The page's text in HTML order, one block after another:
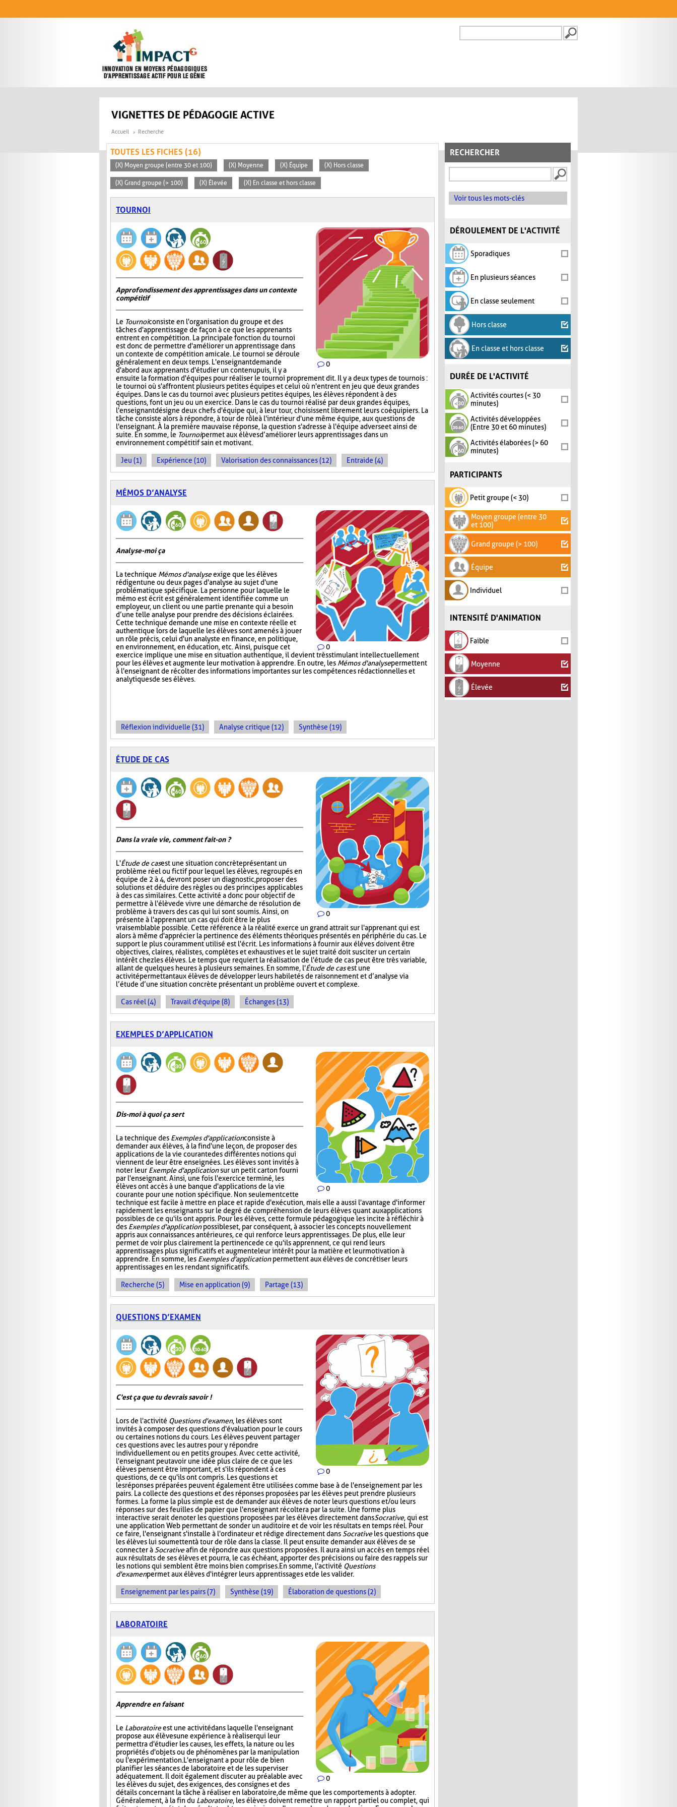
FORMULAIRE DE
VIGNETTES DE PÉDAGOGIE ACTIVE
Accueil Recherche
RECHERCHER
Voir tous les mots-clés
DÉROULEMENT DE L'ACTIVITÉ
Sporadiques
En plusieurs séances
En classe seulement
Hors classe
En classe et hors classe
DURÉE DE L'ACTIVITÉ
Activités courtes (< 30
minutes)
Activités développées
(Entre 30 et 60 minutes)
Activités élaborées (> 60
minutes)
PARTICIPANTS
Petit groupe (< 30)
Moyen groupe (entre 30
et 100)
Grand groupe (> 100)
Équipe
Individuel
INTENSITÉ D'ANIMATION
Faible
Moyenne
Élevée
TOUTES LES FICHES (16)
(X) Moyen groupe (entre 30 et 100) (X) Moyenne (X) Équipe (X) Hors classe
(X) Grand groupe (> 100) (X) Élevée (X) En classe et hors classe
TOURNOI
0
Approfondissement des apprentissages dans un contexte
compétitif
Le Tournoiconsiste en l'organisation du groupe et des
tâches d'apprentissage de façon à ce que les apprenants
entrent en compétition. La principale fonction du tournoi
est donc de permettre d'améliorer un apprentissage dans
un contexte de compétition amicale. Le tournoi se déroule
généralement en deux temps. L'enseignant demande
d'abord aux apprenants d'étudier un contenu puis, il y a
ensuite la formation d'équipes pour réaliser le tournoi proprement dit. Il y a deux types de tournois :
le tournoi où s'affrontent plusieurs petites équipes et celui où n'entrent en jeu que deux grandes
équipes. Dans le cas du tournoi avec plusieurs petites équipes, les élèves répondent à des
questions, font un jeu ou un exercice. Dans le cas du tournoi réalisé par deux grandes équipes,
l'enseignant désigne deux chefs d'équipe qui, à leur tour, choisissent librement leurs coéquipiers. La
tâche consiste alors à répondre, à tour de rôle à l'intérieur d'une même équipe, aux questions de
l'enseignant. À la première mauvaise réponse, la question s'adresse à l'équipe adverse et ainsi de
suite. En somme, le Tournoipermet aux élèves d’améliorer leurs apprentissages dans un
environnement compétitif sain et motivant.
Jeu (1) Expérience (10) Valorisation des connaissances (12) Entraide (4)
MÉMOS D’ANALYSE
0
Analyse-moi ça
La technique Mémos d'analyseexige que les élèves
rédigent une ou deux pages d'analyse au sujet d'une
problématique spécifique. La personne pour laquelle le
mémo est écrit est généralement identifiée comme un
employeur, un client ou une partie prenante qui a besoin
d’une telle analyse pour prendre des décisions éclairées.
Cette technique demande une mise en contexte réelle et
authentique lors de laquelle les élèves sont amenés à jouer
un rôle précis, celui d'un analyste en finance, en politique,
en environnement, en éducation, etc. Ainsi, puisque cet
exercice implique une mise en situation authentique, il devient très stimulant intellectuellement
pour les élèves et augmente leur motivation à apprendre. En outre, les Mémos d'analysepermettent
à l'enseignant de récolter des informations importantes sur les compétences rédactionnelles et
analytiques de ses élèves.
Réflexion individuelle (31) Analyse critique (12) Synthèse (19)
ÉTUDE DE CAS
0
Dans la vraie vie, comment fait-on ?
L'Étude de casest une situation concrète présentant un
problème réel ou fictif pour lequel les élèves, regroupés en
équipe de 2 à 4, devront poser un diagnostic, proposer des
solutions et déduire des règles ou des principes applicables
à des cas similaires. Cette activité a donc pour objectif de
permettre à l'élève de vivre une démarche de résolution de
problème à travers des cas qui lui sont soumis. Ainsi, on
présente à l'apprenant un cas qui doit être le plus
vraisemblable possible. Cette référence à la réalité exerce un grand attrait sur l'apprenant qui est
alors à même d'apprécier la pertinence des éléments théoriques présentés en périphérie du cas. Le
support le plus couramment utilisé est l'écrit. Les informations à fournir aux élèves doivent être
objectives, claires, réalistes, complètes et exhaustives et le sujet traité doit susciter un certain
intérêt chez les élèves. Le temps que requiert la réalisation de l'étude de cas peut être très variable,
allant de quelques heures à plusieurs semaines. En somme, l'Étude de casest une
activité permettant aux élèves de développer leurs habiletés de raisonnement et d’analyse via
l’étude d’une situation concrète présentant un problème ouvert et complexe.
Cas réel (4) Travail d'équipe (8) Échanges (13)
EXEMPLES D’APPLICATION
0
Dis-moi à quoi ça sert
La technique des Exemples d'applicationconsiste à
demander aux élèves, à la fin d'une leçon, de proposer des
applications de la vie courante des différentes notions qui
viennent de leur être enseignées. Les élèves sont invités à
noter leur Exemple d'applicationsur un petit carton fourni
par l'enseignant. Ainsi, une fois l'exercice terminé, les
élèves ont accès à une banque d'applications de la vie
courante pour une notion spécifique. Non seulement cette
technique est facile à mettre en place et rapide d'exécution, mais elle a aussi l'avantage d'informer
rapidement les enseignants sur le degré de compréhension de leurs élèves quant aux applications
possibles de ce qu'ils ont appris. Pour les élèves, cette formule pédagogique les incite à réfléchir à
des Exemples d'applicationpossibles et, par conséquent, à associer les concepts nouvellement
appris aux connaissances antérieures, ce qui renforce leurs apprentissages. De plus, elle leur
permet de voir plus clairement la pertinence de ce qu'ils apprennent, ce qui rend leurs
apprentissages plus significatifs et augmente leur intérêt pour la matière et leur motivation à
apprendre. En somme, les Exemples d'applicationpermettent aux élèves de concrétiser leurs
apprentissages en les rendant significatifs.
Recherche (5) Mise en application (9) Partage (13)
QUESTIONS D’EXAMEN
0
C'est ça que tu devrais savoir !
Lors de l'activité Questions d'examen, les élèves sont
invités à composer des questions d'évaluation pour le cours
ou certaines notions du cours. Les élèves peuvent partager
ces questions avec les autres pour y répondre
individuellement ou en petits groupes. Avec cette activité,
l'enseignant peut avoir une idée plus claire de ce que les
élèves pensent être important, et s'ils répondent à ces
questions, de ce qu'ils ont compris. Les questions et
les réponses préparées peuvent également être utilisées comme base à de l'enseignement par les
pairs. La collecte des questions et des réponses proposées par les élèves peut prendre plusieurs
formes. La forme la plus simple est de demander aux élèves de noter leurs questions et/ou leurs
réponses sur des feuilles de papier que l'enseignant récoltera par la suite. Une forme plus
interactive serait de noter les questions proposées par les élèves directement dansSocrative, qui est
une application Web permettant de sonder un auditoire et de voir les résultats en temps réel. Pour
ce faire, l'enseignant s'installe à l'ordinateur et rédige directement dansSocrativeles questions que
les élèves lui soumettent à tour de rôle dans la classe. Il peut ensuite demander aux élèves de se
connecter àSocrativeafin de répondre aux questions proposées. Il aura ainsi un accès en temps réel
aux résultats de ses élèves et pourra, le cas échéant, apporter des précisions ou faire des rappels sur
les notions qui semblent être moins bien comprises. En somme, l'activité Questions
d'examenpermet aux élèves d'intégrer leurs apprentissages et de les valider.
Enseignement par les pairs (7) Synthèse (19) Élaboration de questions (2)
LABORATOIRE
0
Apprendre en faisant
Le Laboratoireest une activité dans laquelle l'enseignant
propose aux élèves une expérience à réaliser qui leur
permettra d'étudier les causes, les effets, la nature ou les
propriétés d'objets ou de phénomènes par la manipulation
ou l'expérimentation. L'enseignant a pour rôle de bien
planifier les séances de laboratoire et de les superviser
adéquatement. Il doit également discuter au préalable avec
les élèves du sujet, des exigences, des consignes et des
détails concernant la tâche à réaliser en laboratoire, de même que les comportements à adopter.
Généralement, à la fin du Laboratoire, les élèves doivent remettre un rapport partiel ou complet, qui